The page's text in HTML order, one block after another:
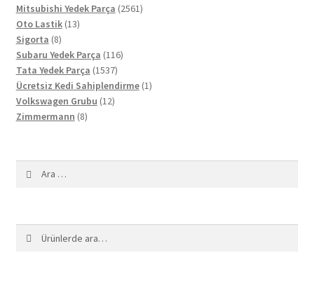
ürün
Mitsubishi Yedek Parça 25612561
Oto Lastik 1313
Sigorta 88
ürün
Subaru Yedek Parça 116116
Tata Yedek Parça 15371537
ürün
Ücretsiz Kedi Sahiplendirme 11
Volkswagen Grubu 1212
Zimmermann 88